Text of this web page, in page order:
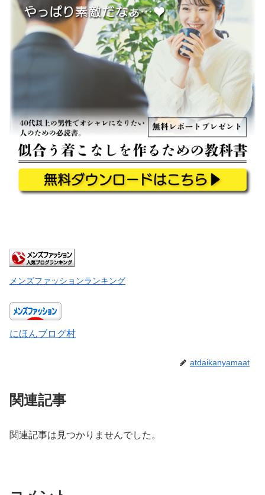
メンズファッションランキング
にほんブログ村
atdaikanyamaat
関連記事
関連記事は見つかりませんでした。